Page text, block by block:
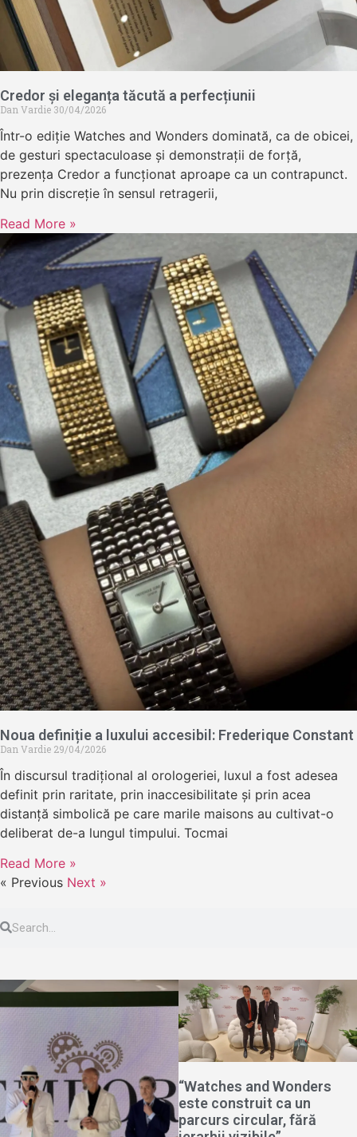
Credor și eleganța tăcută a perfecțiunii
Dan Vardie 30/04/2026
Într-o ediție Watches and Wonders dominată, ca de obicei,
de gesturi spectaculoase și demonstrații de forță,
prezența Credor a funcționat aproape ca un contrapunct.
Nu prin discreție în sensul retragerii,
Read More »
Noua definiție a luxului accesibil: Frederique Constant
Dan Vardie 29/04/2026
În discursul tradițional al orologeriei, luxul a fost adesea
definit prin raritate, prin inaccesibilitate și prin acea
distanță simbolică pe care marile maisons au cultivat-o
deliberat de-a lungul timpului. Tocmai
Read More »
« Previous Next »
“Watches and Wonders
este construit ca un
parcurs circular, fără